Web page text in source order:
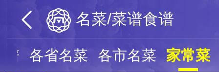
名菜/菜谱食谱
谱 各省名菜 各市名菜 家常菜